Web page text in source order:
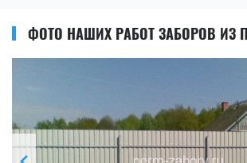
ФОТО НАШИХ РАБОТ ЗАБОРОВ ИЗ